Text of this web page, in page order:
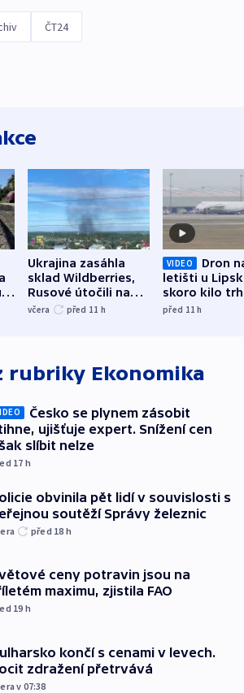
ČT24
Ukrajina zasáhla
sklad Wildberries,
Rusové útočili na
trh, hasiče či
včera před 11 h
VIDEO
Dron
letišti u
skoro kilo
indicie
před 11h
rubriky Ekonomika
Česko se plynem zásobit
ujišťuje expert. Snížení cen
slíbit nelze
17 h
obvinila pět lidí v souvislosti s
soutěží Správy železnic
před 18 h
ceny potravin jsou na
maximu, zjistila FAO
19 h
končí s cenami v levech.
zdražení přetrvává
v 07:38